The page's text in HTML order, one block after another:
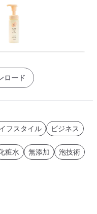
ロード
フスタイル ビジネス
粧水 無添加
泡技術